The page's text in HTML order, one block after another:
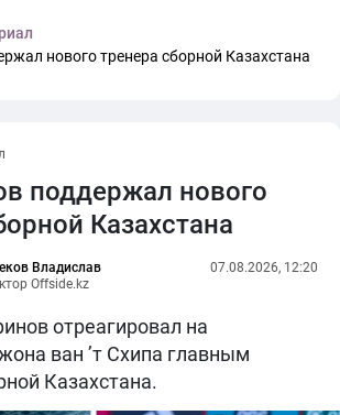
нового тренера сборной Казахстана
поддержал нового
Казахстана
Владислав
Offside.kz
07.08.2026, 12:20
отреагировал на
ван ’т Схипа главным
Казахстана.